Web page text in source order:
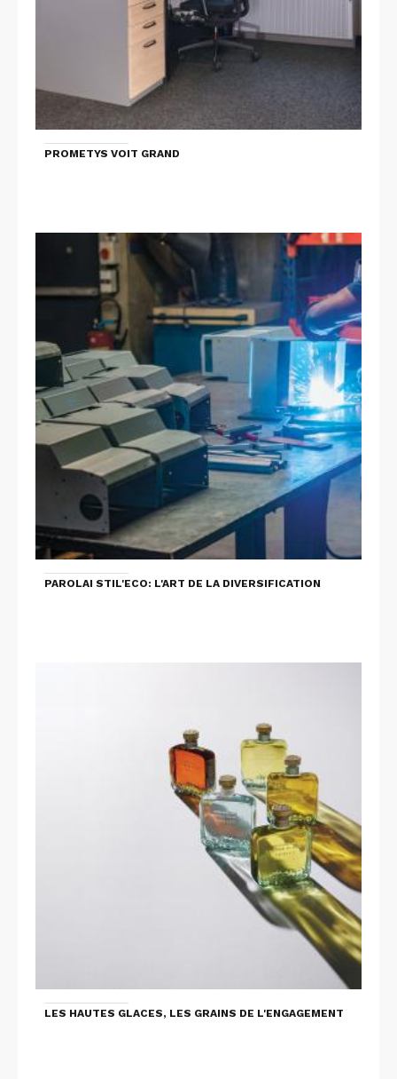
PROMETYS VOIT GRAND
PAROLAI STIL'ECO: L'ART DE LA DIVERSIFICATION
LES HAUTES GLACES, LES GRAINS DE L'ENGAGEMENT